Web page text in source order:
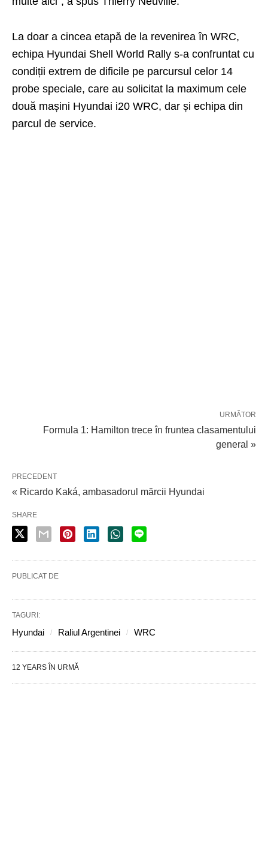
La doar a cincea etapă de la revenirea în WRC,
echipa Hyundai Shell World Rally s-a confruntat cu
condiții extrem de dificile pe parcursul celor 14
probe speciale, care au solicitat la maximum cele
două mașini Hyundai i20 WRC, dar și echipa din
parcul de service.
URMĂTOR
Formula 1: Hamilton trece în fruntea clasamentului
general »
PRECEDENT
« Ricardo Kaká, ambasadorul mărcii Hyundai
SHARE
PUBLICAT DE
TAGURI:
Hyundai Raliul Argentinei WRC
12 YEARS ÎN URMĂ